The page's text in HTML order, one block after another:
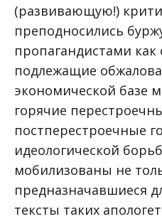
(развивающую!)
преподносились
пропагандистами
подлежащие
экономической базе
горячие
постперестроечные
идеологической
мобилизованы не
предназначавшиеся
тексты таких